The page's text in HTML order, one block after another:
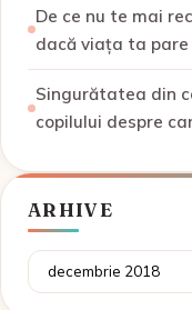
De ce nu te mai
dacă viața ta
Singurătatea din
copilului despre
ARHIVE
Arhive